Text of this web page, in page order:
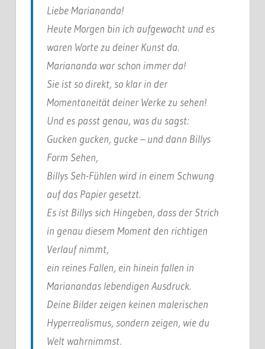
Liebe Mariananda!
Heute Morgen bin ich aufgewacht und es
waren Worte zu deiner Kunst da.
Mariananda war schon immer da!
Sie ist so direkt, so klar in der
Momentaneität deiner Werke zu sehen!
Und es passt genau, was du sagst:
Gucken gucken, gucke – und dann Billys
Form Sehen,
Billys Seh-Fühlen wird in einem Schwung
auf das Papier gesetzt.
Es ist Billys sich Hingeben, dass der Strich
in genau diesem Moment den richtigen
Verlauf nimmt,
ein reines Fallen, ein hinein fallen in
Marianandas lebendigen Ausdruck.
Deine Bilder zeigen keinen malerischen
Hyperrealismus, sondern zeigen, wie du
Welt wahrnimmst.